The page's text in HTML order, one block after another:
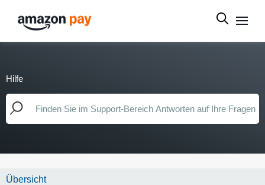
Hilfe
Übersicht